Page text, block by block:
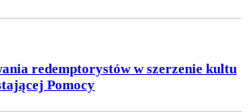
redemptorystów w szerzenie kultu
Pomocy